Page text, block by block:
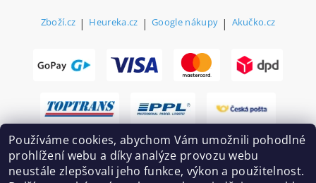
Zboží.cz | Heureka.cz | Google nákupy | Akučko.cz
Používáme cookies, abychom Vám umožnili pohodlné
prohlížení webu a díky analýze provozu webu
neustále zlepšovali jeho funkce, výkon a použitelnost.